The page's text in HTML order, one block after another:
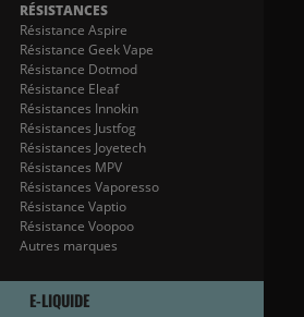
RÉSISTANCES
Résistance Aspire
Résistance Geek Vape
Résistance Dotmod
Résistance Eleaf
Résistances Innokin
Résistances Justfog
Résistances Joyetech
Résistances MPV
Résistances Vaporesso
Résistance Vaptio
Résistance Voopoo
Autres marques
E-LIQUIDE